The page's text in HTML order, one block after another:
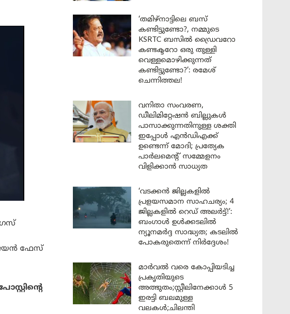
ഫേസ്
‘തമിഴ്‌നാട്ടിലെ ബസ്
കണ്ടിട്ടുണ്ടോ?, നമ്മുടെ
KSRTC ബസിൽ ഡ്രൈവറോ
കണ്ടക്ടറോ ഒരു തുള്ളി
വെള്ളമൊഴിക്കുന്നത്
കണ്ടിട്ടുണ്ടോ?’: രമേശ്
ചെന്നിത്തല!
വനിതാ സംവരണ,
ഡീലിമിറ്റേഷൻ ബില്ലുകൾ
പാസാക്കുന്നതിനുള്ള ശക്തി
ഇപ്പോൾ എൻഡിഎക്ക്
ഉണ്ടെന്ന് മോദി; പ്രത്യേക
പാർലമെന്റ് സമ്മേളനം
വിളിക്കാൻ സാധ്യത
‘വടക്കൻ ജില്ലകളിൽ
പ്രളയസമാന സാഹചര്യം; 4
ജില്ലകളിൽ റെഡ് അലർട്ട്!’:
ബംഗാൾ ഉൾക്കടലിൽ
ന്യൂനമർദ്ദ സാദ്ധ്യത; കടലിൽ
പോകരുതെന്ന് നിർദ്ദേശം!
മാർവൽ വരെ കോപ്പിയടിച്ച
പ്രകൃതിയുടെ
അത്ഭുതം;സ്റ്റീലിനേക്കാൾ 5
ഇരട്ടി ബലമുള്ള
വലകൾ;ചിലന്തി